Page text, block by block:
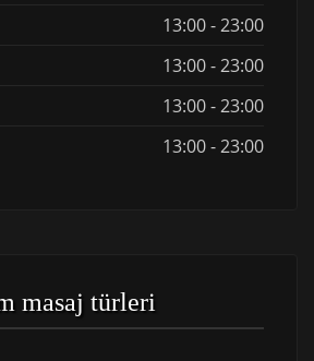
13:00 - 23:00
13:00 - 23:00
13:00 - 23:00
13:00 - 23:00
masaj türleri